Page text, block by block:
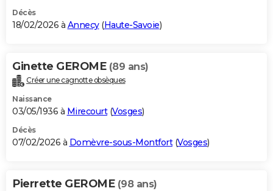
Décès
18/02/2026 à Annecy(Haute-Savoie)
Ginette GEROME (89 ans)
Créer une cagnotte obsèques
Naissance
03/05/1936 à Mirecourt(Vosges)
Décès
07/02/2026 à Domèvre-sous-Montfort(Vosges)
Pierrette GEROME (98 ans)